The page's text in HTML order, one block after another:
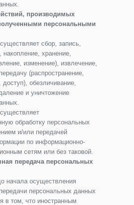
производимых
персональными
сбор, запись,
накопление, хранение,
изменение), извлечение,
(распространение,
доступ), обезличивание,
и уничтожение
обработку персональных
и/или передачей
по информационно-
сетям или без таковой.
передача персональных
начала осуществления
персональных данных
в том, что иностранным